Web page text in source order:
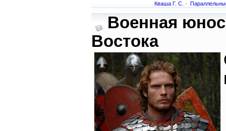
Кваша Г. С. ·
Военная
Востока